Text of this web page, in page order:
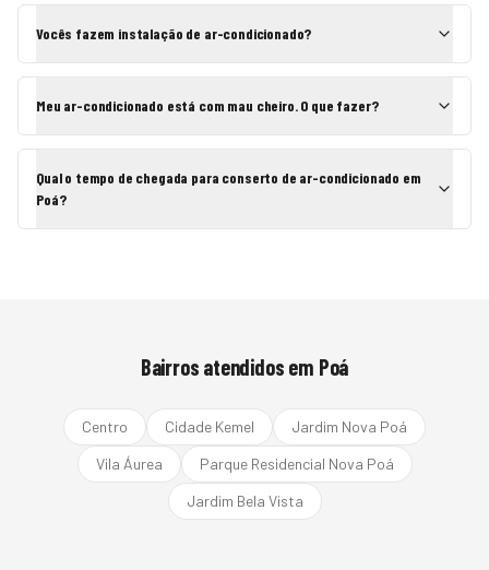
Vocês fazem instalação de ar-condicionado?
Meu ar-condicionado está com mau cheiro. O que fazer?
Qual o tempo de chegada para conserto de ar-condicionado em
Poá?
Bairros atendidos em Poá
Centro Cidade Kemel
Jardim Nova Poá
Vila Áurea
Parque Residencial Nova Poá
Jardim Bela Vista